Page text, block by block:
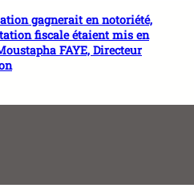
gagnerait en notoriété,
fiscale étaient mis en
FAYE, Directeur